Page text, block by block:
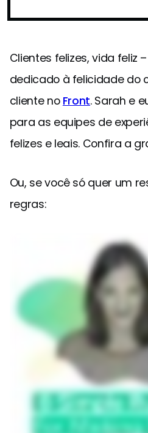
Clientes felizes, vida feliz
dedicado à felicidade do
cliente no Front. Sarah e
para as equipes de
felizes e leais. Confira a
Ou, se você só quer um
regras: